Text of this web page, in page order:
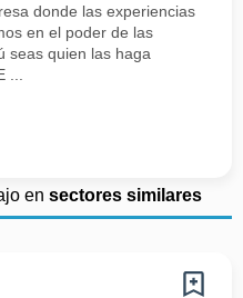
donde las experiencias
en el poder de las
seas quien las haga
en sectores similares